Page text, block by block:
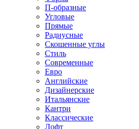
П-образные
Угловые
Прямые
Радиусные
Скошенные углы
Стиль
Современные
Евро
Английские
Дизайнерские
Итальянские
Кантри
Классические
Лофт